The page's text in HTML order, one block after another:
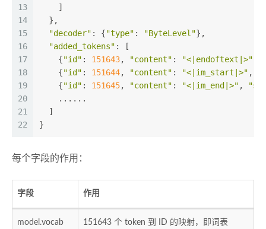
13
14
15
16
17
18
19
20
21
22
    ]
  },
"decoder" : {"type" : "ByteLevel"},
"added_tokens" : [
    {
"id" : 151643, "content" : "<|endoftext|>"
    {
"id" : 151644, "content" : "<|im_start|>" ,
    {
"id" : 151645, "content" : "<|im_end|>" ,
    ......
  ]
}
每个字段的作用：
字段 作用
model.vocab 151643 个 token 到 ID 的映射，即词表